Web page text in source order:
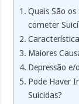
Quais São
cometer
Maiores
Depressão e/
Pode Haver
Suicidas?